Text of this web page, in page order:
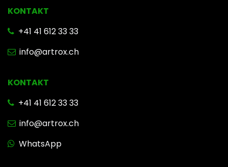
KONTAKT
​ +41 41 612 33 33
info@artrox.ch
KONTAKT
+41 41 612 33 33
info@artrox.ch
WhatsApp